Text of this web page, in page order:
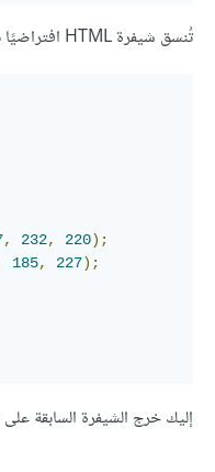
تُنسق شيفرة HTML افتراضيًا باستخدام شيفرة CSS التالية:
, 232, 220);
185, 227);
إليك خرج الشيفرة السابقة